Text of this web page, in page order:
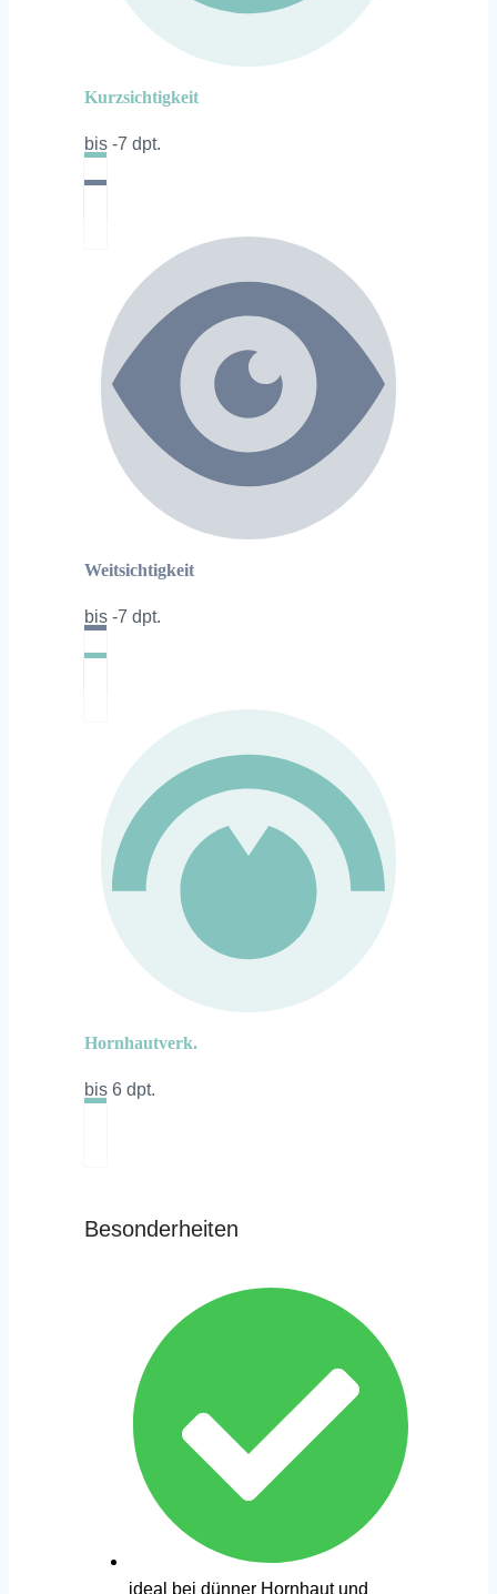
Kurzsichtigkeit
bis -7 dpt.
Weitsichtigkeit
bis -7 dpt.
Hornhautverk.
bis 6 dpt.
Besonderheiten
ideal bei dünner Hornhaut und